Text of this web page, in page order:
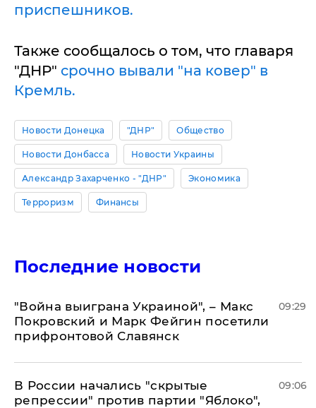
приспешников.
Также сообщалось о том, что главаря
"ДНР" срочно вывали "на ковер" в
Кремль.
Новости Донецка "ДНР" Общество
Новости Донбасса Новости Украины
Александр Захарченко - "ДНР" Экономика
Терроризм Финансы
Последние новости
"Война выиграна Украиной", – Макс
Покровский и Марк Фейгин посетили
прифронтовой Славянск
09:29
В России начались "скрытые
репрессии" против партии "Яблоко",
09:06